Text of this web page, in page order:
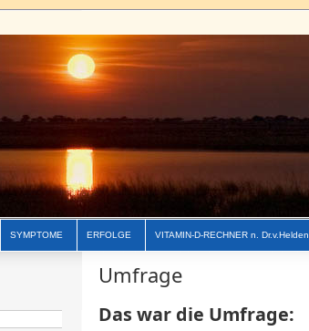
SYMPTOME ERFOLGE VITAMIN-D-RECHNER n. Dr.v.Helden
Umfrage
Das war die Umfrage: